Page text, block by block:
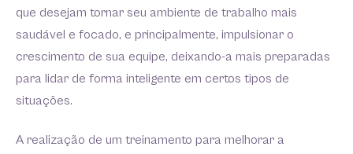
que desejam tornar seu ambiente de trabalho mais
saudável e focado, e principalmente, impulsionar o
crescimento de sua equipe, deixando-a mais preparadas
para lidar de forma inteligente em certos tipos de
situações.
A realização de um treinamento para melhorar a